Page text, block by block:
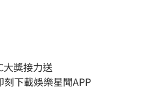
獎接力送
掌握明星動態 即刻下載娛樂星聞APP